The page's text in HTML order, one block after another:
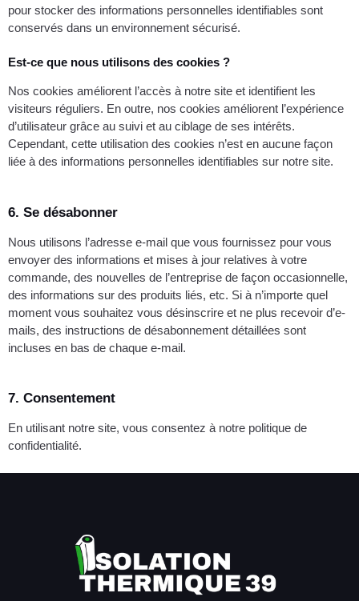
pour stocker des informations personnelles identifiables sont
conservés dans un environnement sécurisé.
Est-ce que nous utilisons des cookies ?
Nos cookies améliorent l’accès à notre site et identifient les
visiteurs réguliers. En outre, nos cookies améliorent l’expérience
d’utilisateur grâce au suivi et au ciblage de ses intérêts.
Cependant, cette utilisation des cookies n’est en aucune façon
liée à des informations personnelles identifiables sur notre site.
6. Se désabonner
Nous utilisons l’adresse e-mail que vous fournissez pour vous
envoyer des informations et mises à jour relatives à votre
commande, des nouvelles de l’entreprise de façon occasionnelle,
des informations sur des produits liés, etc. Si à n’importe quel
moment vous souhaitez vous désinscrire et ne plus recevoir d’e-
mails, des instructions de désabonnement détaillées sont
incluses en bas de chaque e-mail.
7. Consentement
En utilisant notre site, vous consentez à notre politique de
confidentialité.